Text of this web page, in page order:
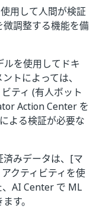
用して人間が検証
調整する機能を備
ルを使用してドキ
トによっては、
ティ (有人ボット
Action Center を
よる検証が必要な
みデータは、[マ
クティビティを使
、AI Center で ML
す。